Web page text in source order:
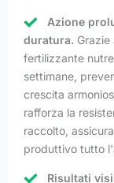
Azione
duratura.
fertilizzante
settimane,
crescita
rafforza la
raccolto,
produttivo tutto
Risultati